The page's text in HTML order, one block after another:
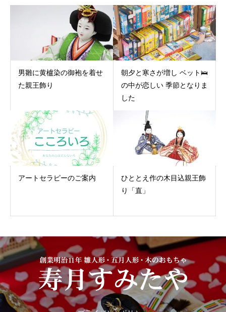
男雛に黄櫨染の御袍を着せ
た親王飾り
朝夕と寒さが増し ベット🛌
の中が恋しい 季節となりま
した
アートセラピーのご案内
ひととえ作の木目込親王飾
り「直」